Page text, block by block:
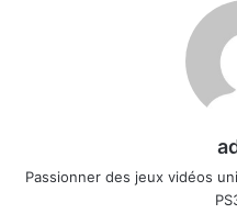
Passionner des jeux vidéos